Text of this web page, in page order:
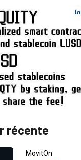
récente
MovitOn